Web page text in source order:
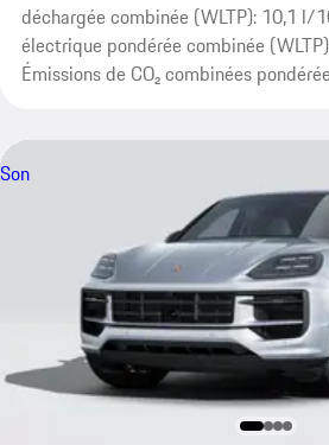
déchargée combinée (WLTP): 10,1 l/
électrique pondérée combinée
Émissions de CO₂ combinées
Son